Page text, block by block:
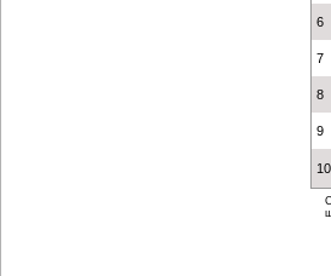
6
7
8
9
10